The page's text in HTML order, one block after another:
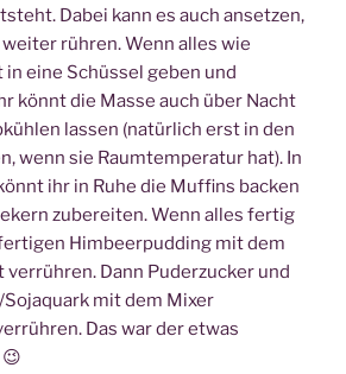
Dabei kann es auch ansetzen,
rühren. Wenn alles wie
eine Schüssel geben und
könnt die Masse auch über Nacht
lassen (natürlich erst in den
wenn sie Raumtemperatur hat). In
ihr in Ruhe die Muffins backen
zubereiten. Wenn alles fertig
Himbeerpudding mit dem
verrühren. Dann Puderzucker und
mit dem Mixer
Das war der etwas